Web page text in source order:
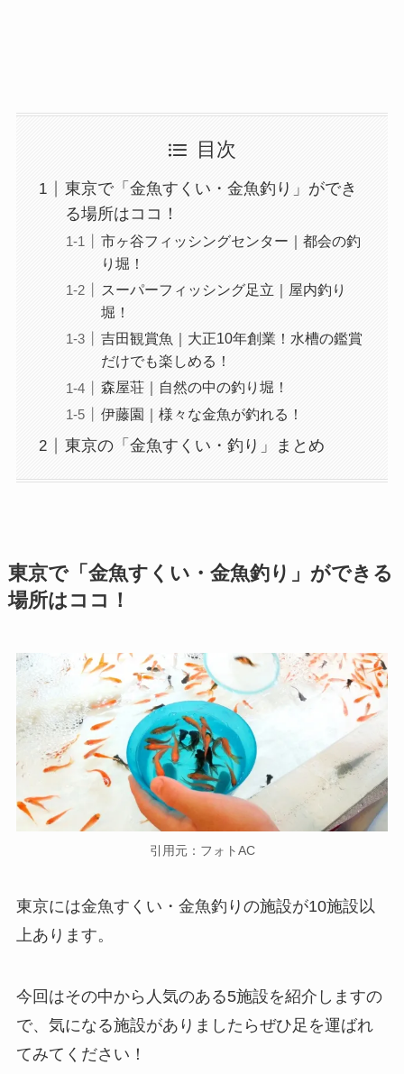
目次
東京で「金魚すくい・金魚釣り」ができ
る場所はココ！
市ヶ谷フィッシングセンター｜都会の釣
り堀！
スーパーフィッシング足立｜屋内釣り
堀！
吉田観賞魚｜大正10年創業！水槽の鑑賞
だけでも楽しめる！
森屋荘｜自然の中の釣り堀！
伊藤園｜様々な金魚が釣れる！
東京の「金魚すくい・釣り」まとめ
東京で「金魚すくい・金魚釣り」ができる
場所はココ！
引用元：フォトAC
東京には金魚すくい・金魚釣りの施設が10施設以
上あります。
今回はその中から人気のある5施設を紹介しますの
で、気になる施設がありましたらぜひ足を運ばれ
てみてください！